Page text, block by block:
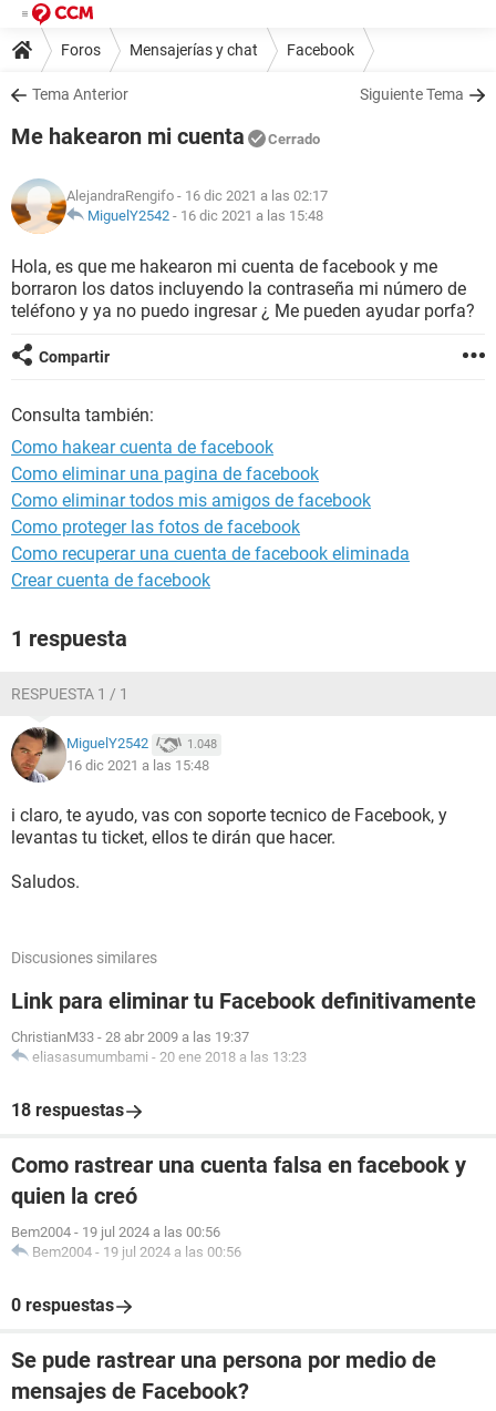
Foros Mensajerías y chat Facebook
Tema Anterior Siguiente Tema
Me hakearon mi cuenta Cerrado
AlejandraRengifo - 16 dic 2021 a las 02:17
MiguelY2542 - 16 dic 2021 a las 15:48
Hola, es que me hakearon mi cuenta de facebook y me
borraron los datos incluyendo la contraseña mi número de
teléfono y ya no puedo ingresar ¿ Me pueden ayudar porfa?
Compartir
Consulta también:
Como hakear cuenta de facebook
Como eliminar una pagina de facebook
Como eliminar todos mis amigos de facebook
Como proteger las fotos de facebook
Como recuperar una cuenta de facebook eliminada
Crear cuenta de facebook
1 respuesta
RESPUESTA 1 / 1
MiguelY2542 1.048
16 dic 2021 a las 15:48
i claro, te ayudo, vas con soporte tecnico de Facebook, y
levantas tu ticket, ellos te dirán que hacer.
Saludos.
Discusiones similares
Link para eliminar tu Facebook definitivamente
ChristianM33 - 28 abr 2009 a las 19:37
eliasasumumbami - 20 ene 2018 a las 13:23
18 respuestas
Como rastrear una cuenta falsa en facebook y
quien la creó
Bem2004 - 19 jul 2024 a las 00:56
Bem2004 - 19 jul 2024 a las 00:56
0 respuestas
Se pude rastrear una persona por medio de
mensajes de Facebook?